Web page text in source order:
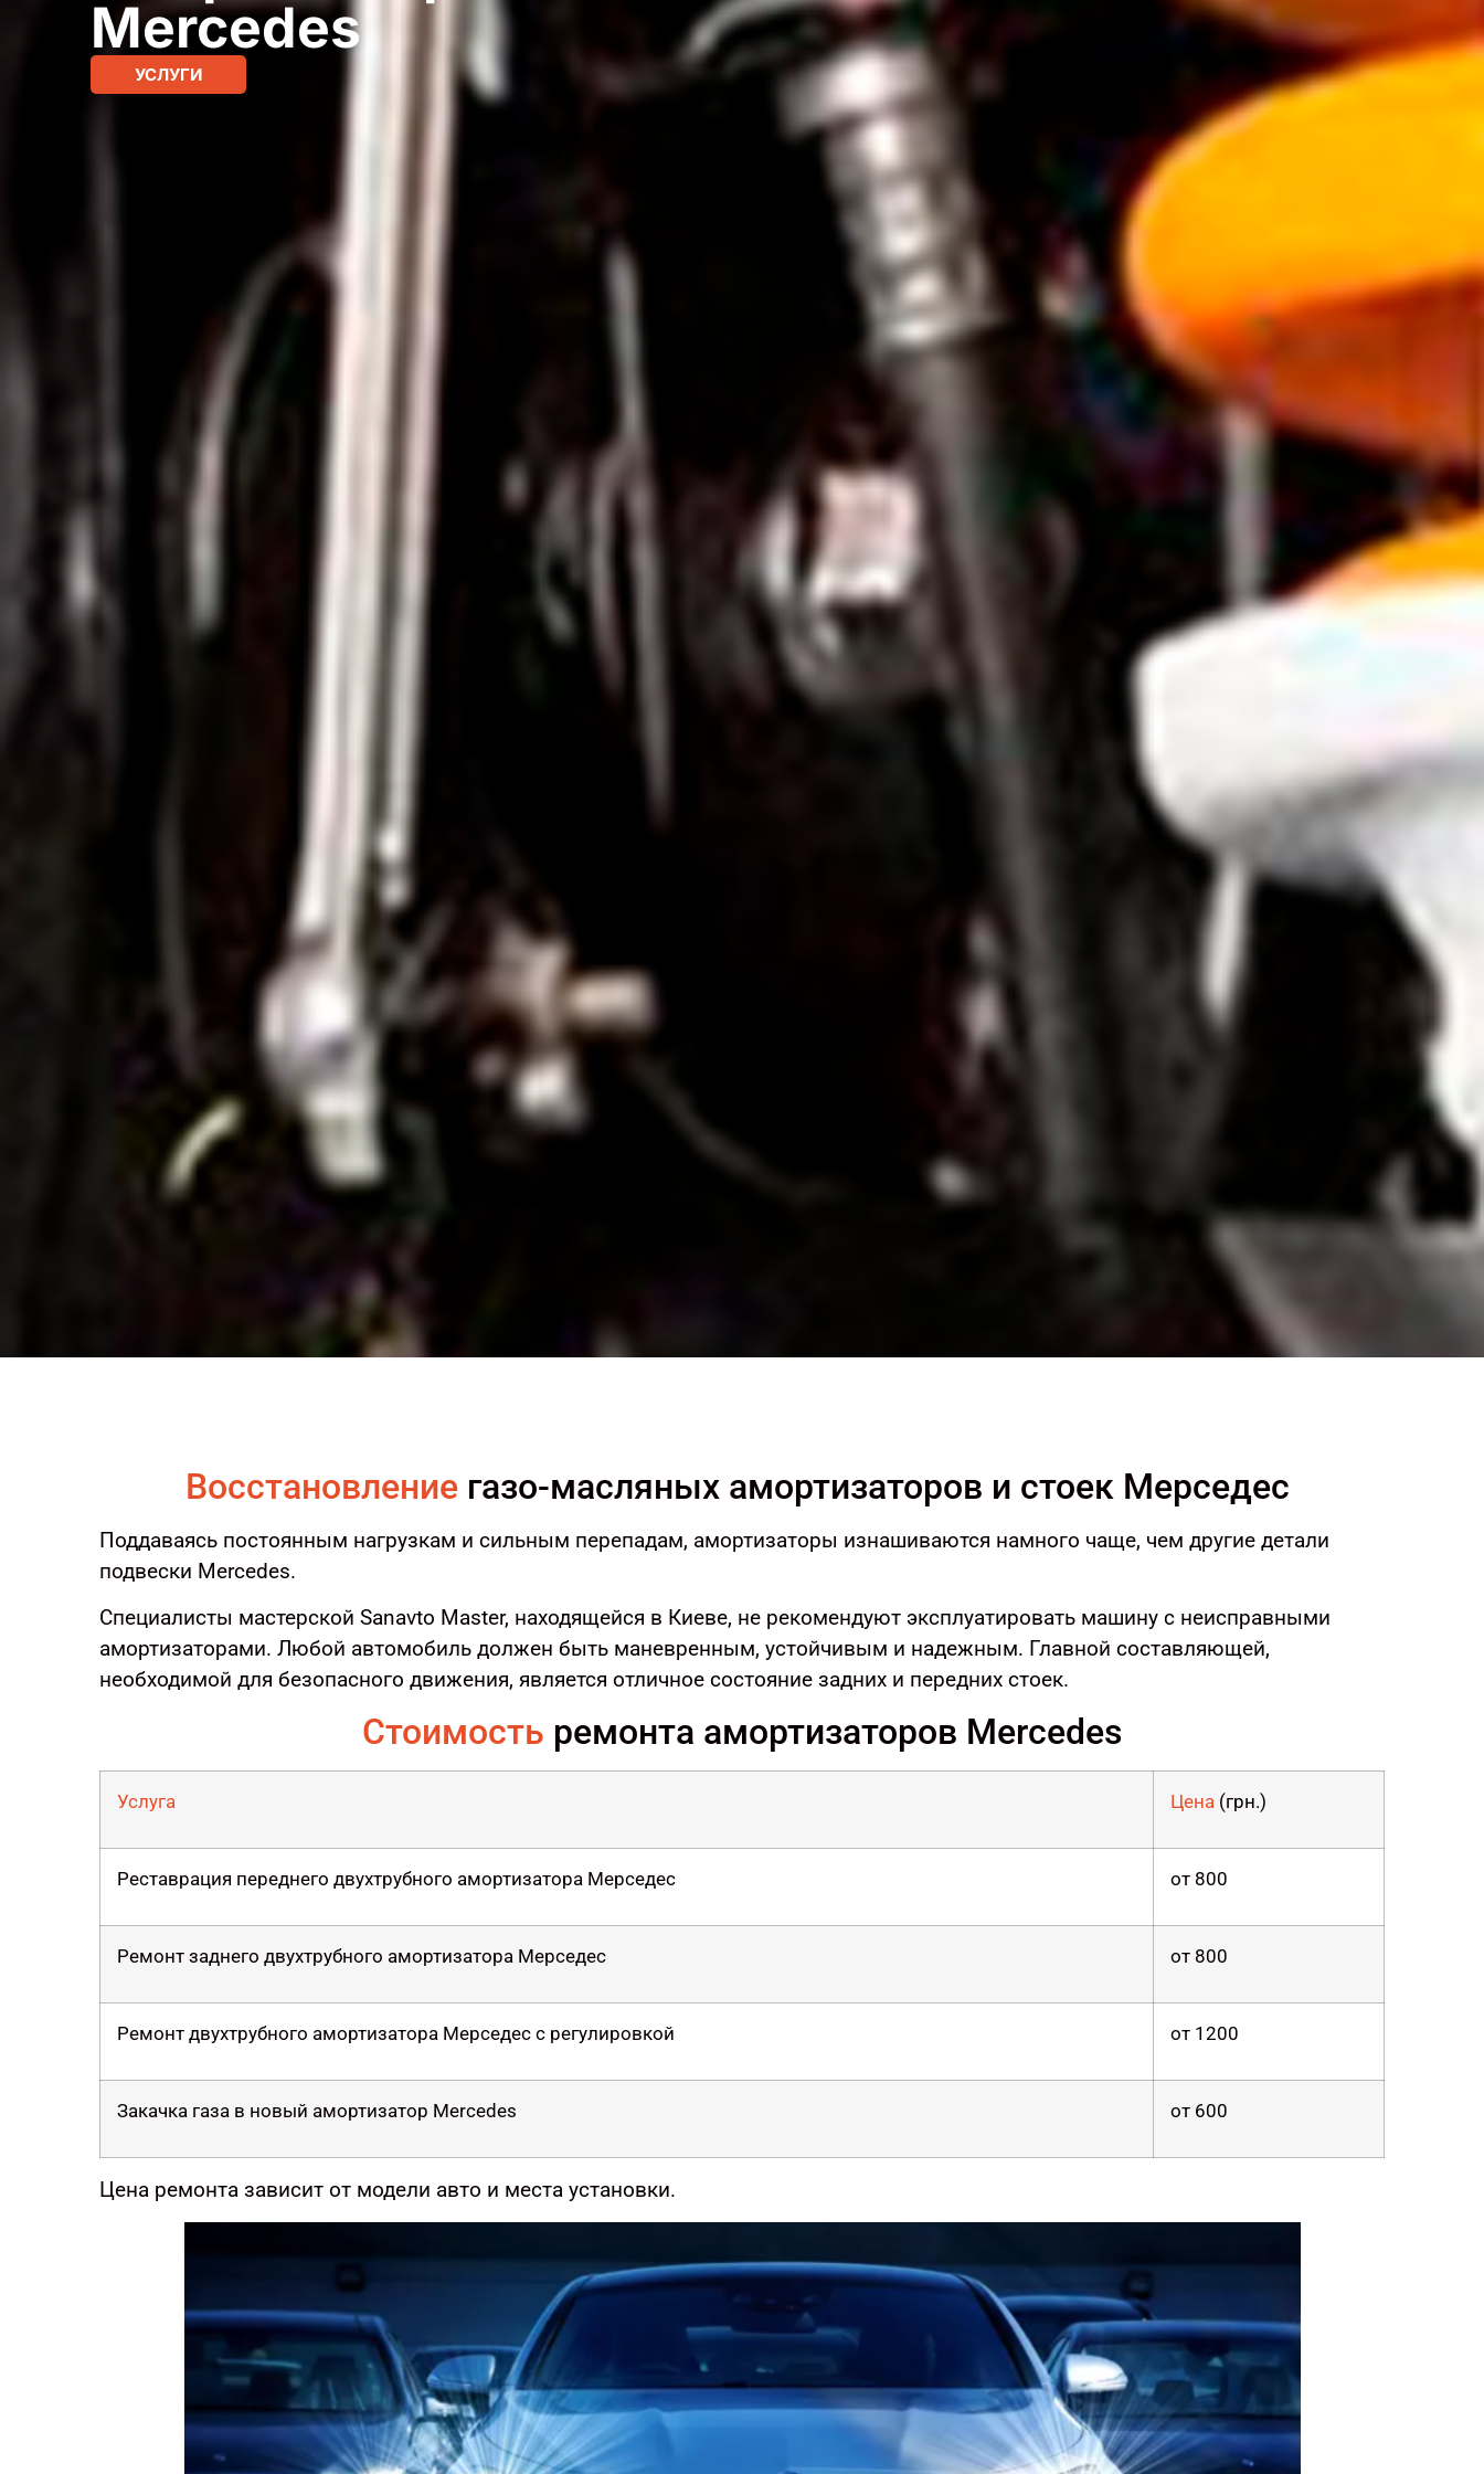
Mercedes
УСЛУГИ
Восстановление газо-масляных амортизаторов и стоек Мерседес
Поддаваясь постоянным нагрузкам и сильным перепадам, амортизаторы изнашиваются намного чаще, чем другие детали
подвески Mercedes.
Специалисты мастерской Sanavto Master, находящейся в Киеве, не рекомендуют эксплуатировать машину с неисправными
амортизаторами. Любой автомобиль должен быть маневренным, устойчивым и надежным. Главной составляющей,
необходимой для безопасного движения, является отличное состояние задних и передних стоек.
Стоимость ремонта амортизаторов Mercedes
Услуга Цена (грн.)
Реставрация переднего двухтрубного амортизатора Мерседес от 800
Ремонт заднего двухтрубного амортизатора Мерседес от 800
Ремонт двухтрубного амортизатора Мерседес с регулировкой от 1200
Закачка газа в новый амортизатор Mercedes от 600
Цена ремонта зависит от модели авто и места установки.